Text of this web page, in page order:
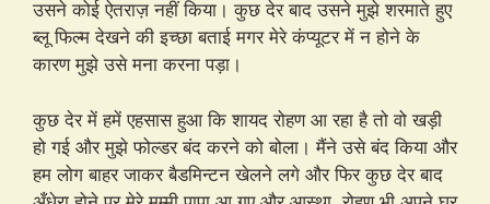
उसने कोई ऐतराज़ नहीं किया। कुछ देर बाद उसने मुझे शरमाते हुए
ब्लू फिल्म देखने की इच्छा बताई मगर मेरे कंप्यूटर में न होने के
कारण मुझे उसे मना करना पड़ा।
कुछ देर में हमें एहसास हुआ कि शायद रोहण आ रहा है तो वो खड़ी
हो गई और मुझे फोल्डर बंद करने को बोला। मैंने उसे बंद किया और
हम लोग बाहर जाकर बैडमिन्टन खेलने लगे और फिर कुछ देर बाद